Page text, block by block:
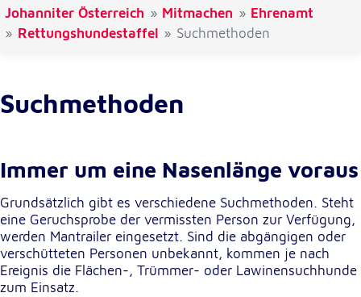
Johanniter Österreich Mitmachen
Ehrenamt
Rettungshundestaffel
Suchmethoden
Suchmethoden
Immer um eine Nasenlänge voraus
Grundsätzlich gibt es verschiedene Suchmethoden. Steht
eine Geruchsprobe der vermissten Person zur Verfügung,
werden Mantrailer eingesetzt. Sind die abgängigen oder
verschütteten Personen unbekannt, kommen je nach
Ereignis die Flächen-, Trümmer- oder Lawinensuchhunde
zum Einsatz.
Cookie Laufzeit:
1 Jahr
Einverständnis-Cookie
Zweck:
Einverständnis-Optionen des Benutzers
Cookie Laufzeit:
1 Jahr